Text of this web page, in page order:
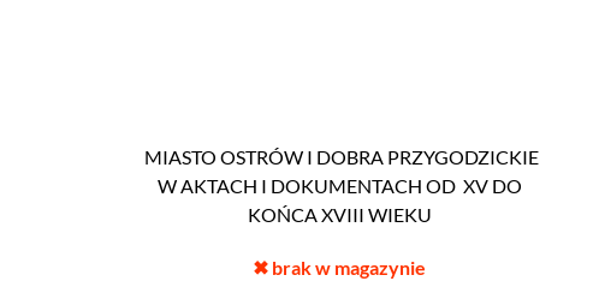
MIASTO OSTRÓW I DOBRA PRZYGODZICKIE
W AKTACH I DOKUMENTACH OD XV DO
KOŃCA XVIII WIEKU
✖ brak w magazynie